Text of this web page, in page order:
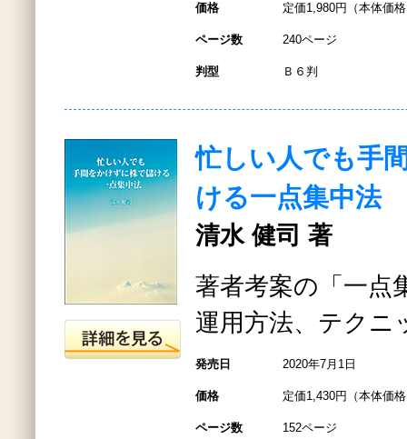
価格 定価1,980円（本体価
ページ数 240ページ
判型 Ｂ６判
忙しい人でも手
ける一点集中法
清水 健司 著
著者考案の「一点
運用方法、テクニ
発売日 2020年7月1日
価格 定価1,430円（本体価
ページ数 152ページ